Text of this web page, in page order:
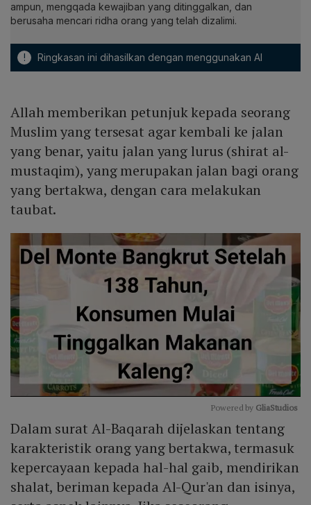
ampun, mengqada kewajiban yang ditinggalkan, dan
berusaha mencari ridha orang yang telah dizalimi.
! Ringkasan ini dihasilkan dengan menggunakan AI
Allah memberikan petunjuk kepada seorang
Muslim yang tersesat agar kembali ke jalan
yang benar, yaitu jalan yang lurus (shirat al-
mustaqim), yang merupakan jalan bagi orang
yang bertakwa, dengan cara melakukan
taubat.
Mute
Powered by GliaStudios
Dalam surat Al-Baqarah dijelaskan tentang
karakteristik orang yang bertakwa, termasuk
kepercayaan kepada hal-hal gaib, mendirikan
shalat, beriman kepada Al-Qur'an dan isinya,